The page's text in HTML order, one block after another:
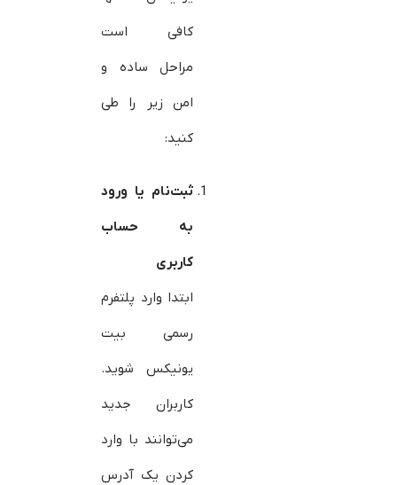
کافی است
مراحل ساده و
امن زیر را طی
کنید:
ثبت‌نام یا ورود
به حساب
کاربری
ابتدا وارد پلتفرم
رسمی بیت
یونیکس شوید.
کاربران جدید
می‌توانند با وارد
کردن یک آدرس